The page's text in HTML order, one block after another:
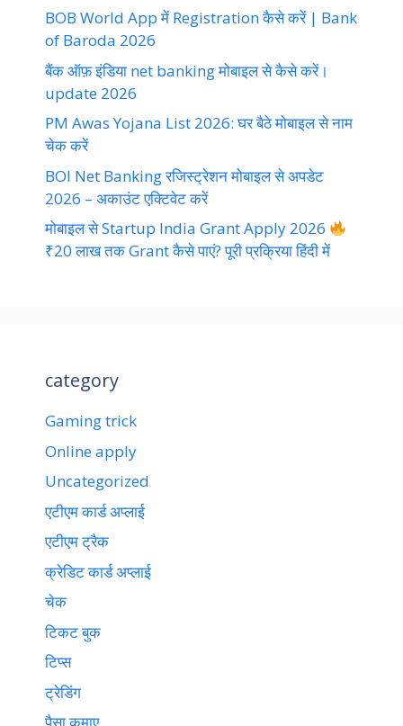
BOB World App में Registration कैसे करें | Bank
of Baroda 2026
बैंक ऑफ़ इंडिया net banking मोबाइल से कैसे करें।
update 2026
PM Awas Yojana List 2026: घर बैठे मोबाइल से नाम
चेक करें
BOI Net Banking रजिस्ट्रेशन मोबाइल से अपडेट
2026 – अकाउंट एक्टिवेट करें
मोबाइल से Startup India Grant Apply 2026
₹20 लाख तक Grant कैसे पाएं? पूरी प्रक्रिया हिंदी में
category
Gaming trick
Online apply
Uncategorized
एटीएम कार्ड अप्लाई
एटीएम ट्रैक
क्रेडिट कार्ड अप्लाई
चेक
टिकट बुक
टिप्स
ट्रेडिंग